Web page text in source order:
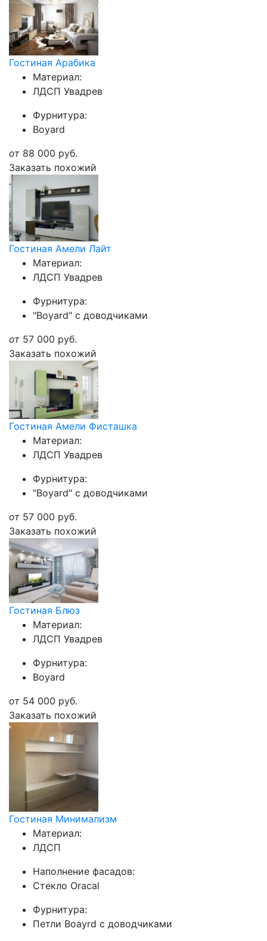
Гостиная Арабика
Материал:
ЛДСП Увадрев
Фурнитура:
Boyard
от 88 000 руб.
Заказать похожий
Гостиная Амели Лайт
Материал:
ЛДСП Увадрев
Фурнитура:
"Boyard" с доводчиками
от 57 000 руб.
Заказать похожий
Гостиная Амели Фисташка
Материал:
ЛДСП Увадрев
Фурнитура:
"Boyard" с доводчиками
от 57 000 руб.
Заказать похожий
Гостиная Блюз
Материал:
ЛДСП Увадрев
Фурнитура:
Boyard
от 54 000 руб.
Заказать похожий
Гостиная Минимализм
Материал:
ЛДСП
Наполнение фасадов:
Стекло Oracal
Фурнитура:
Петли Boayrd с доводчиками